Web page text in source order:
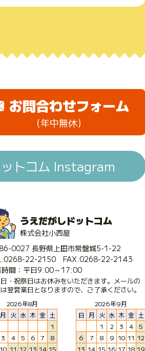
お問合わせフォーム
（年中無休）
トコム Instagram
うえだがしドットコム
株式会社小西屋
0027 長野県上田市常盤城5-1-22
22-2150 FAX:0268-22-2143
時間：平日9:00～17:00
・祝祭日はお休みをいただきます。メールの
翌営業日となりますので、ご了承ください。
2026年8月
月 火 水 木 金 土
1
3 4 5 6 7
8
10 11 12 13 14 15
2026年9月
日
月 火 水 木 金 土
1
2 3 4
5
6
7 8 9 10 11 12
13 14 15 16 17 18 19